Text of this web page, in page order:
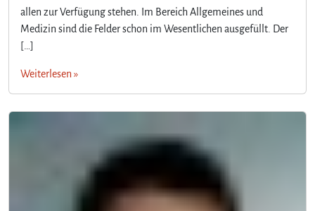
allen zur Verfügung stehen. Im Bereich Allgemeines und
Medizin sind die Felder schon im Wesentlichen ausgefüllt. Der
[…]
Weiterlesen »